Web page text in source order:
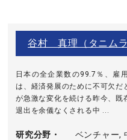
谷村 真理（タニム
日本の全企業数の99.7％、雇
は、経済発展のために不可欠だ
が急激な変化を続ける昨今、既
退出を余儀なくされる中 ...
研究分野・
ベンチャー,